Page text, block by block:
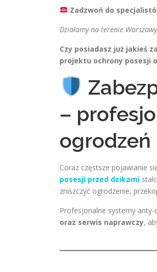
Zadzwoń do
Działamy na terenie
Czy posiadasz już jakieś
projektu ochrony posesji
–
ogrodzeń
Coraz częstsze pojawianie
posesji przed dzikami
zniszczyć ogrodzenie,
Profesjonalne systemy anty-
oraz serwis naprawczy,